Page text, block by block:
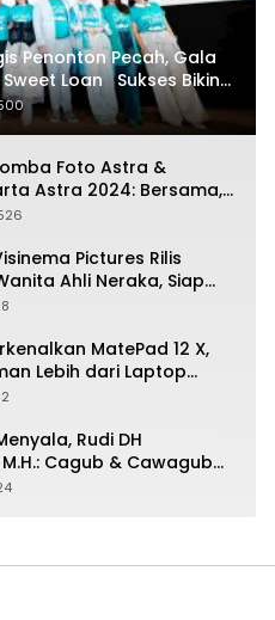
Penonton Pecah, Gala
Loan Sukses Bikin
Sendiri di Layar
Foto Astra &
Astra 2024: Bersama,
Pictures Rilis
Ahli Neraka, Siap
14 November 2024
MatePad 12 X,
Lebih dari Laptop
Bright dan Desain
Produktivitas di Mana
Rudi DH
M.H.: Cagub & Cawagub
Anung dan Rano